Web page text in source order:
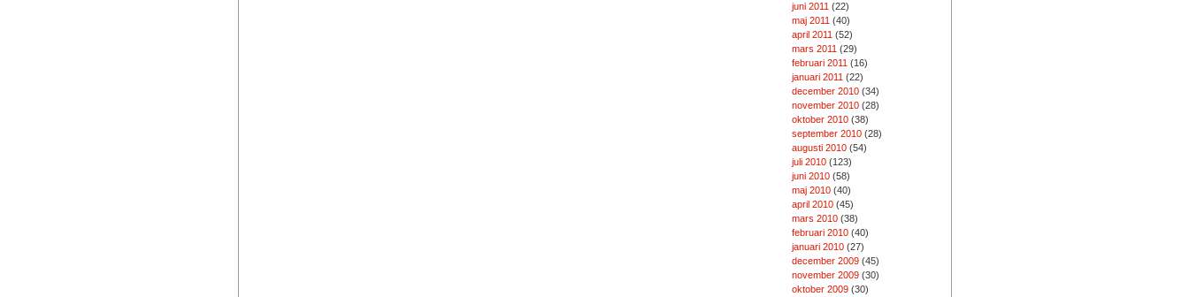
juni 2011 (22)
maj 2011 (40)
april 2011 (52)
mars 2011 (29)
februari 2011 (16)
januari 2011 (22)
december 2010(34)
november 2010(28)
oktober 2010(38)
september 2010(28)
augusti 2010(54)
juli 2010(123)
juni 2010(58)
maj 2010(40)
april 2010(45)
mars 2010(38)
februari 2010(40)
januari 2010(27)
december 2009(45)
november 2009(30)
oktober 2009(30)